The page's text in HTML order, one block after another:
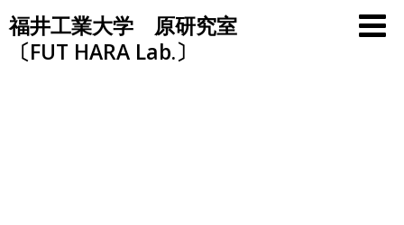
Skip
to
content
福井工業大学 原研究室
〔FUT HARA Lab.〕